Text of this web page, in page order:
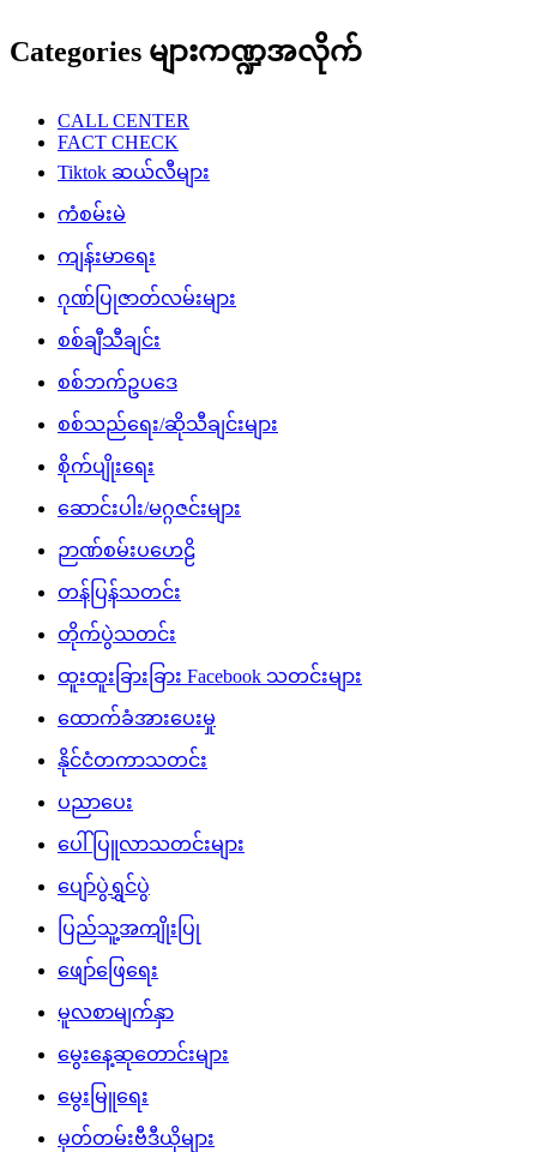
Categories များကဏ္ဍအလိုက်
CALL CENTER
FACT CHECK
Tiktok ဆယ်လီများ
ကံစမ်းမဲ
ကျန်းမာရေး
ဂုဏ်ပြုဇာတ်လမ်းများ
စစ်ချီသီချင်း
စစ်ဘက်ဥပဒေ
စစ်သည်ရေး/ဆိုသီချင်းများ
စိုက်ပျိုးရေး
ဆောင်းပါး/မဂ္ဂဇင်းများ
ဉာဏ်စမ်းပဟေဠိ
တန်ပြန်သတင်း
တိုက်ပွဲသတင်း
ထူးထူးခြားခြား Facebook သတင်းများ
ထောက်ခံအားပေးမှု
နိုင်ငံတကာသတင်း
ပညာပေး
ပေါ်ပြူလာသတင်းများ
ပျော်ပွဲရွှင်ပွဲ
ပြည်သူ့အကျိုးပြု
ဖျော်ဖြေရေး
မူလစာမျက်နှာ
မွေးနေ့ဆုတောင်းများ
မွေးမြူရေး
မှတ်တမ်းဗီဒီယိုများ